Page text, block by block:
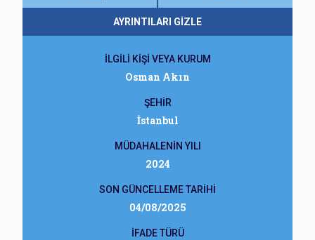
AYRINTILARI GİZLE
İLGİLİ KİŞİ VEYA KURUM
Osman Akın
ŞEHİR
İstanbul
MÜDAHALENİN YILI
2024
SON GÜNCELLEME TARİHİ
04/08/2025
İFADE TÜRÜ